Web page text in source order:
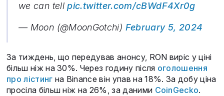
we can tellpic.twitter.com/cBWdF4Xr0g
— Moon (@MoonGotchi) February 5, 2024
За тиждень, що передував анонсу, RON виріс у ціні
більш ніж на 30%. Через годину після оголошення
про лістинг на Binance він упав на 18%. За добу ціна
просіла більш ніж на 26%, за даними CoinGecko.